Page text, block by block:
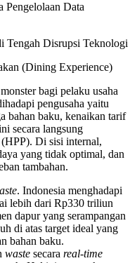
Data
Tengah Disrupsi Teknologi
(Dining Experience)
bagi pelaku usaha
pengusaha yaitu
bahan baku, kenaikan tarif
secara langsung
Di sisi internal,
yang tidak optimal, dan
tambahan.
. Indonesia menghadapi
lebih dari Rp330 triliun
dapur yang serampangan
di atas target ideal yang
bahan baku.
waste secara real-time